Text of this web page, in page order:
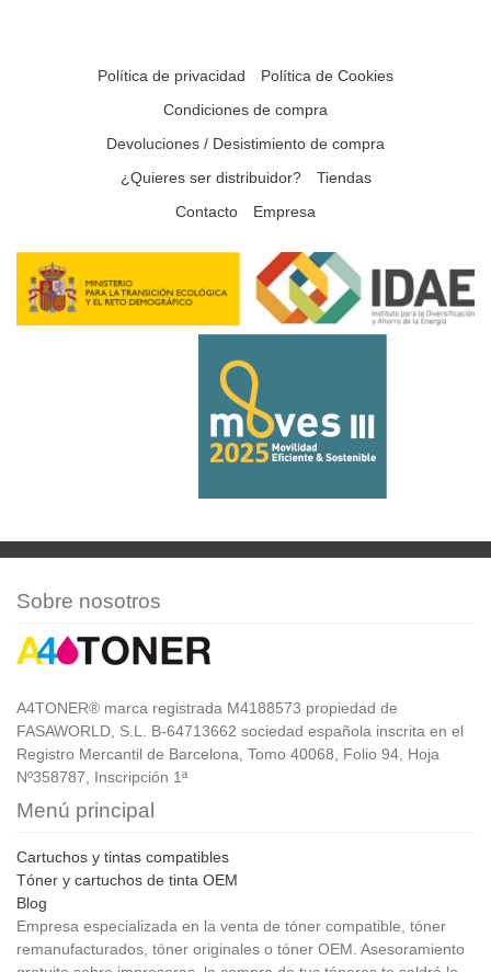
Política de privacidad
Política de Cookies
Condiciones de compra
Devoluciones / Desistimiento de compra
¿Quieres ser distribuidor?
Tiendas
Contacto
Empresa
Sobre nosotros
A4TONER® marca registrada M4188573 propiedad de
FASAWORLD, S.L. B-64713662 sociedad española inscrita en el
Registro Mercantil de Barcelona, Tomo 40068, Folio 94, Hoja
Nº358787, Inscripción 1ª
Menú principal
Cartuchos y tintas compatibles
Tóner y cartuchos de tinta OEM
Blog
Empresa especializada en la venta de tóner compatible, tóner
remanufacturados, tóner originales o tóner OEM. Asesoramiento